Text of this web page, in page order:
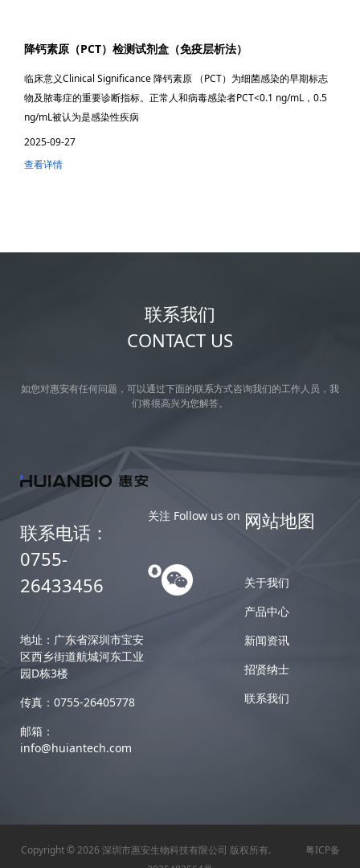
降钙素原（PCT）检测试剂盒（免疫层析法）
临床意义Clinical Significance 降钙素原 （PCT）为细菌感染的早期标志
物及脓毒症的重要诊断指标。正常人和病毒感染者PCT<0.1 ng/mL，0.5
ng/mL被认为是感染性疾病
2025-09-27
查看详情
联系我们
CONTACT US
如您对惠安有任何问题，可以通过下面的联系方式咨询我们的工作人员，我
们将很高兴为您解答。
联系电话：
0755-
26433456
地址：广东省深圳市宝安
区西乡街道航城河东工业
园D栋3楼
传真：0755-26405778
邮箱：
info@huiantech.com
关注 Follow us on 网站地图
关于我们
产品中心
新闻资讯
招贤纳士
联系我们
Copyright © 2026 深圳市惠安生物科技有限公司 版权所有.
粤ICP备